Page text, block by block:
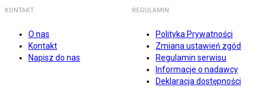
KONTAKT
O nas
Kontakt
Napisz do nas
REGULAMIN
Polityka Prywatności
Zmiana ustawień zgód
Regulamin serwisu
Informacje o nadawcy
Deklaracja dostępności